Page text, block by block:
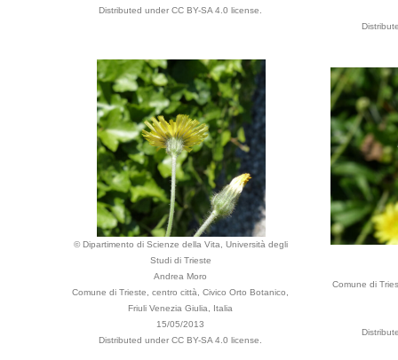
Distributed under CC BY-SA 4.0 license.
© Dipartimento di Scienze della Vita, Università degli
Studi di Trieste
Andrea Moro
Comune di Trieste, centro città, Civico Orto Botanico,
Friuli Venezia Giulia, Italia
15/05/2013
Distributed under CC BY-SA 4.0 license.
Comune di